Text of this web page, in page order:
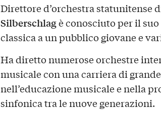
Direttore d’orchestra statunitense
Silberschlagè conosciuto per il
classica a un pubblico giovane e
Ha diretto numerose orchestre
musicale con una carriera di
nell’educazione musicale e nella
sinfonica tra le nuove generazioni.